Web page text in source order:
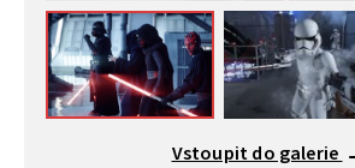
Vstoupit do galerie